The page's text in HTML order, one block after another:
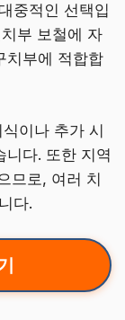
중적인 선택입
부 보철에 자
치부에 적합합
이나 추가 시
니다. 또한 지역
므로, 여러 치
다.